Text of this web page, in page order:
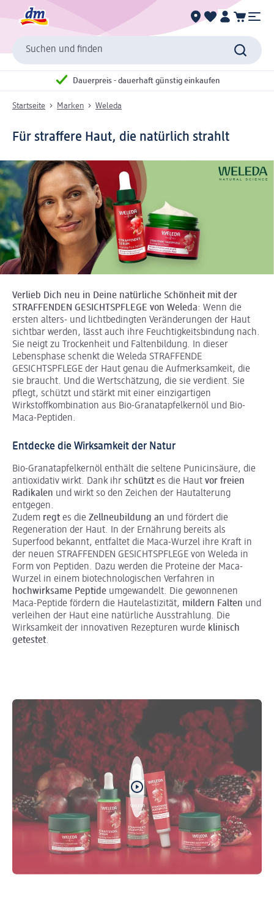
Suchen und finden
Dauerpreis - dauerhaft günstig einkaufen
Startseite Marken Weleda
Für straffere Haut, die natürlich strahlt
Verlieb Dich neu in Deine natürliche Schönheit mit der
STRAFFENDEN GESICHTSPFLEGE von Weleda: Wenn die
ersten alters- und lichtbedingten Veränderungen der Haut
sichtbar werden, lässt auch ihre Feuchtigkeitsbindung nach.
Sie neigt zu Trockenheit und Faltenbildung. In dieser
Lebensphase schenkt die Weleda STRAFFENDE
GESICHTSPFLEGE der Haut genau die Aufmerksamkeit, die
sie braucht. Und die Wertschätzung, die sie verdient. Sie
pflegt, schützt und stärkt mit einer einzigartigen
Wirkstoffkombination aus Bio-Granatapfelkernöl und Bio-
Maca-Peptiden.
Entdecke die Wirksamkeit der Natur
Bio-Granatapfelkernöl enthält die seltene Punicinsäure, die
antioxidativ wirkt. Dank ihr schützt es die Haut vor freien
Radikalen und wirkt so den Zeichen der Hautalterung
entgegen.
Zudem regt es die Zellneubildung an und fördert die
Regeneration der Haut. In der Ernährung bereits als
Superfood bekannt, entfaltet die Maca-Wurzel ihre Kraft in
der neuen STRAFFENDEN GESICHTSPFLEGE von Weleda in
Form von Peptiden. Dazu werden die Proteine der Maca-
Wurzel in einem biotechnologischen Verfahren in
hochwirksame Peptide umgewandelt. Die gewonnenen
Maca-Peptide fördern die Hautelastizität, mildern Falten und
verleihen der Haut eine natürliche Ausstrahlung. Die
Wirksamkeit der innovativen Rezepturen wurde klinisch
getestet.